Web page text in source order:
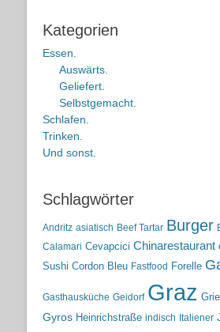
Kategorien
Essen.
Auswärts.
Geliefert.
Selbstgemacht.
Schlafen.
Trinken.
Und sonst.
Schlagwörter
Andritz asiatisch Beef Tartar Burger
Calamari Cevapcici Chinarestaurant
Sushi Cordon Bleu Fastfood Forelle
Gasthausküche Geidorf Graz
Gyros Heinrichstraße indisch Italiener